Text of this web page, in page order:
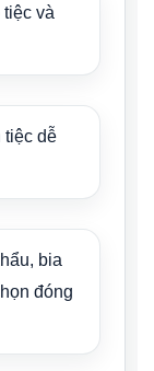
và
tiệc dễ
bia
đóng